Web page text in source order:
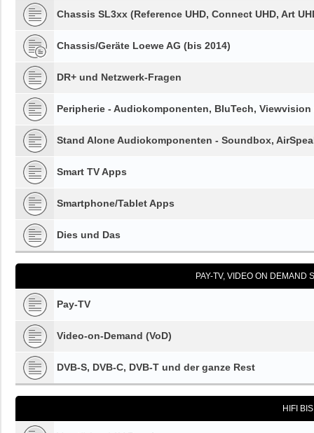
Chassis SL3xx (Reference UHD, Connect UHD, Art
Chassis/Geräte Loewe AG (bis 2014)
DR+ und Netzwerk-Fragen
Peripherie - Audiokomponenten, BluTech, Viewvision
Stand Alone Audiokomponenten - Soundbox,
Smart TV Apps
Smartphone/Tablet Apps
Dies und Das
PAY-TV, VIDEO ON DEMAND
Pay-TV
Video-on-Demand (VoD)
DVB-S, DVB-C, DVB-T und der ganze Rest
HIFI